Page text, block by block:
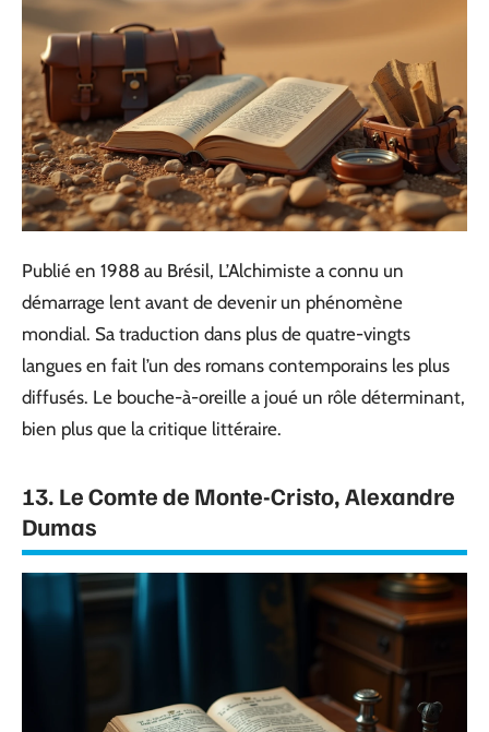
Publié en 1988 au Brésil, L’Alchimiste a connu un
démarrage lent avant de devenir un phénomène
mondial. Sa traduction dans plus de quatre-vingts
langues en fait l’un des romans contemporains les plus
diffusés. Le bouche-à-oreille a joué un rôle déterminant,
bien plus que la critique littéraire.
13. Le Comte de Monte-Cristo, Alexandre
Dumas